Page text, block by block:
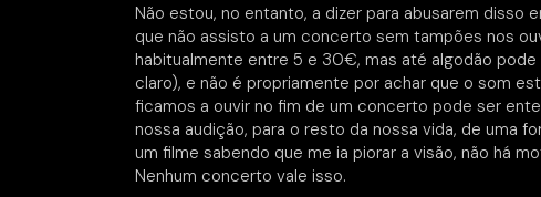
Não estou, no entanto, a dizer para abusarem
que não assisto a um concerto sem tampões nos
habitualmente entre 5 e 30€, mas até algodão
claro), e não é propriamente por achar que o som
ficamos a ouvir no fim de um concerto pode ser
nossa audição, para o resto da nossa vida, de uma
um filme sabendo que me ia piorar a visão, não há
Nenhum concerto vale isso.